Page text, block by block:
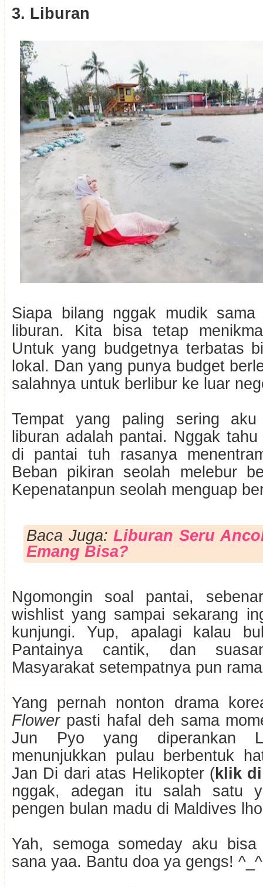
3. Liburan
Siapa bilang nggak mudik sama
liburan. Kita bisa tetap
Untuk yang budgetnya terbatas
lokal. Dan yang punya budget
salahnya untuk berlibur ke luar
Tempat yang paling sering
liburan adalah pantai. Nggak
di pantai tuh rasanya
Beban pikiran seolah melebur
Kepenatanpun seolah menguap
Baca Juga:Liburan Seru
Emang Bisa?
Ngomongin soal pantai,
wishlist yang sampai sekarang
kunjungi. Yup, apalagi kalau
Pantainya cantik, dan
Masyarakat setempatnya pun
Yang pernah nonton drama
Flower pasti hafal deh sama
Jun Pyo yang diperankan
menunjukkan pulau berbentuk
Jan Di dari atas Helikopter (klik
nggak, adegan itu salah satu
pengen bulan madu di Maldives
Yah, semoga someday aku bisa
sana yaa. Bantu doa ya gengs! ^_^